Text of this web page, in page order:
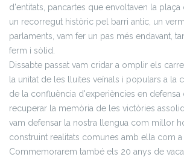
d'entitats, pancartes que envoltaven la
un recorregut històric pel barri antic, un
parlaments, vam fer un pas més endavant,
ferm i sòlid.
Dissabte passat vam cridar a omplir els
la unitat de les lluites veïnals i populars a la
de la confluència d'experiències en defensa
recuperar la memòria de les victòries
vam defensar la nostra llengua com millor
construint realitats comunes amb ella com a
Commemorarem també els 20 anys de